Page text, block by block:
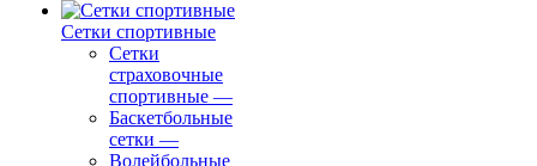
Сетки спортивные
Сетки
страховочные
спортивные —
Баскетбольные
сетки —
Волейбольные